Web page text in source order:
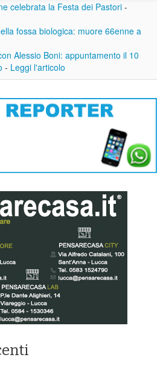
celebrata la Festa dei Pastori -
fossa biologica: muore 66enne a
Alessio Boni: appuntamento il 10
- Leggi l'articolo